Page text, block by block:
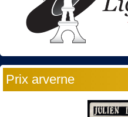
Prix arverne